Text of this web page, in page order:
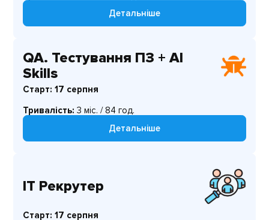
Детальніше
QA. Тестування ПЗ + AI
Skills
Старт: 17 серпня
Тривалість:3 міс. / 84 год.
Детальніше
IT Рекрутер
Старт: 17 серпня